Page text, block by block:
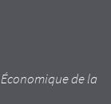
de la